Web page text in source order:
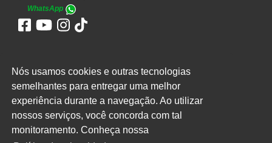
Nós usamos cookies e outras tecnologias
semelhantes para entregar uma melhor
experiência durante a navegação. Ao utilizar
nossos serviços, você concorda com tal
monitoramento. Conheça nossa
WhatsApp
ACESSO
WEBMAIL